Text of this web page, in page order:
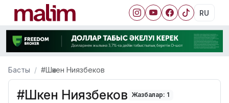
RU
Басты #Шәкен Ниязбеков
#Шәкен Ниязбеков Жазбалар: 1